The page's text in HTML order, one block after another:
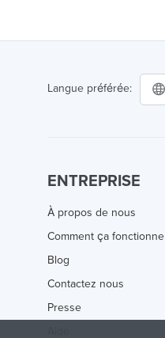
Langue préférée:
ENTREPRISE
À propos de nous
Comment ça fonctionne
Blog
Contactez nous
Presse